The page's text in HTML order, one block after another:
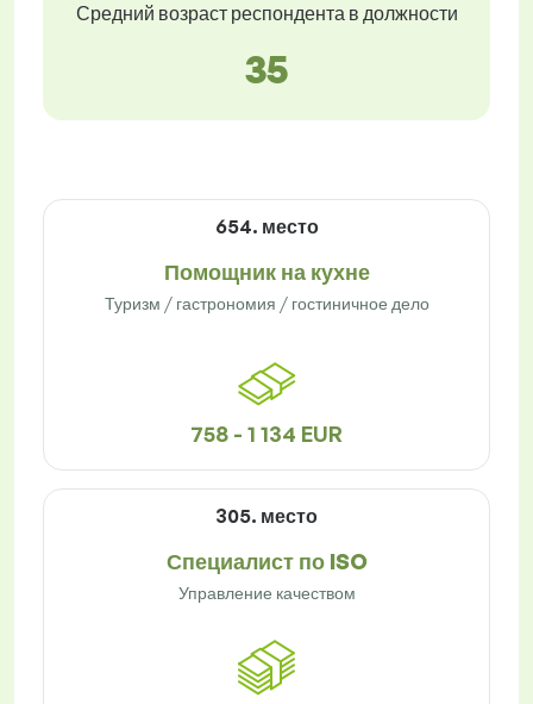
Средний возраст респондента в должности
35
654. место
Помощник на кухне
Туризм / гастрономия / гостиничное дело
758 - 1 134 EUR
305. место
Специалист по ISO
Управление качеством